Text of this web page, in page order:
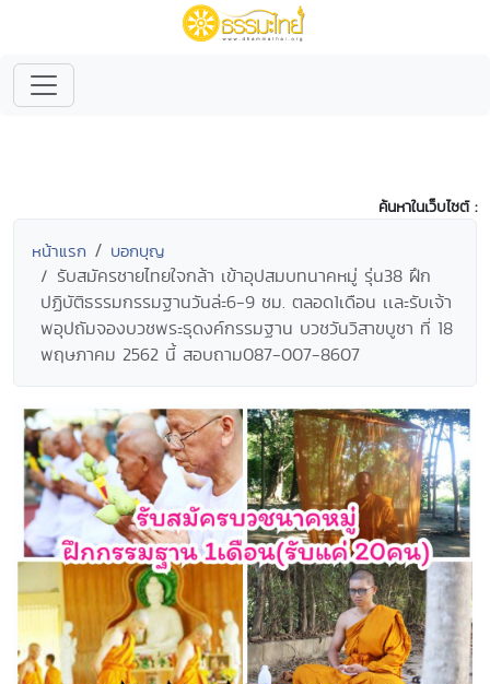
ค้นหาในเว็บไซต์ :
หน้าแรก บอกบุญ
รับสมัครชายไทยใจกล้า เข้าอุปสมบทนาคหมู่ รุ่น38 ฝึก
ปฏิบัติธรรมกรรมฐานวันล่ะ6-9 ชม. ตลอด1เดือน เเละรับเจ้า
พอุปถัมจองบวชพระธุดงค์กรรมฐาน บวชวันวิสาขบูชา ที่ 18
พฤษภาคม 2562 นี้ สอบถาม087-007-8607